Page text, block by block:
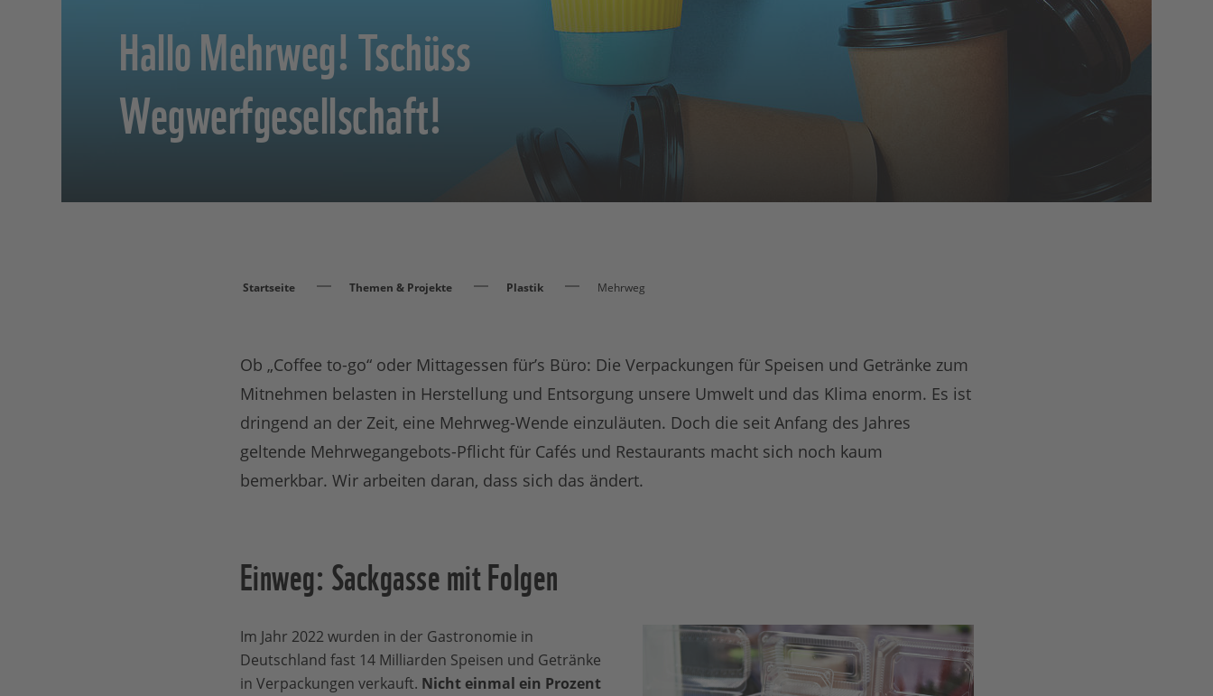
Hallo Mehrweg! Tschüss
Wegwerfgesellschaft!
Startseite Themen & Projekte Plastik Mehrweg
Ob „Coffee to-go“ oder Mittagessen für’s Büro: Die Verpackungen für Speisen und Getränke zum
Mitnehmen belasten in Herstellung und Entsorgung unsere Umwelt und das Klima enorm. Es ist
dringend an der Zeit, eine Mehrweg-Wende einzuläuten. Doch die seit Anfang des Jahres
geltende Mehrwegangebots-Pflicht für Cafés und Restaurants macht sich noch kaum
bemerkbar. Wir arbeiten daran, dass sich das ändert.
Einweg: Sackgasse mit Folgen
Im Jahr 2022 wurden in der Gastronomie in
Deutschland fast 14 Milliarden Speisen und Getränke
in Verpackungen verkauft. Nicht einmal ein Prozent